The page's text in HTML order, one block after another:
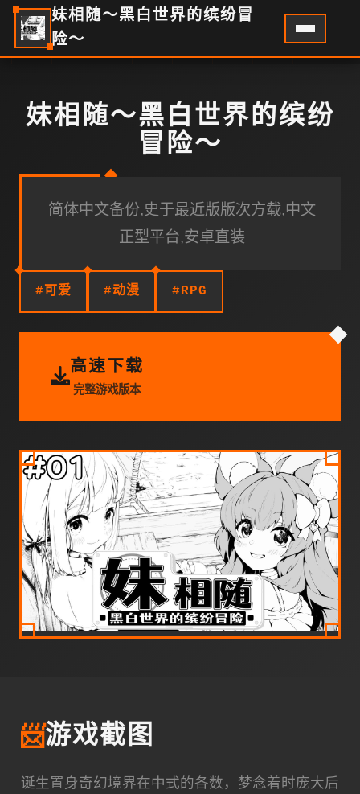
妹相随～黑白世界的缤纷冒
险～
妹相随～黑白世界的缤纷
冒险～
简体中文备份,史于最近版版次方载,中文
正型平台,安卓直装
#可爱 #动漫 #RPG
高速下载
完整游戏版本
📨游戏截图
诞生置身奇幻境界在中式的各数，梦念着时庞大后